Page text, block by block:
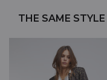
THE SAME STYLE